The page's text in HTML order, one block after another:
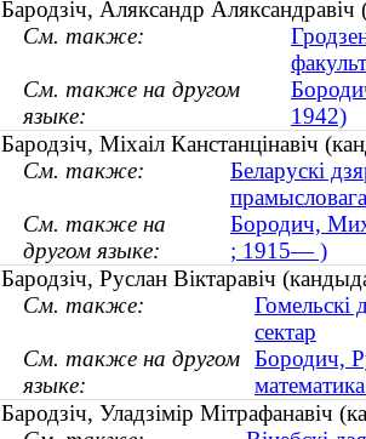
Бародзіч, Аляксандр
См. также:
См. также на другом
языке:
1942)
Бародзіч, Міхаіл Канстанцінавіч
См. также:
Беларускі
См. также на
другом языке:
Бородич,
; 1915— )
Бародзіч, Руслан Віктаравіч
См. также:
Гомельскі
сектар
См. также на другом
языке:
Бородич,
Бародзіч, Уладзімір Мітрафанавіч